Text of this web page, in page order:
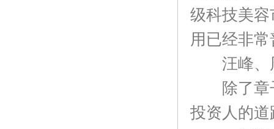
级科技美
用已经非
汪峰、周
除了章子
投资人的